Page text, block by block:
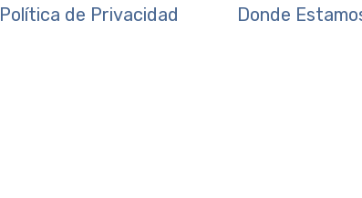
Política de Privacidad
Donde